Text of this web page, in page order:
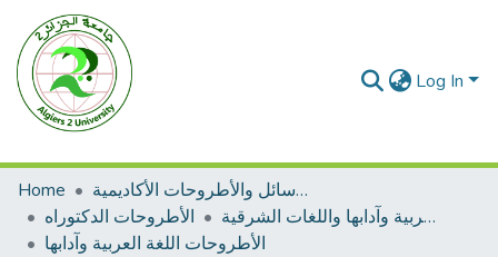
Log In
Home
الرسائل والأطروحات الأكاديمية
الأطروحات الدكتوراه
الأطروحات اللغة العربية وآدابها واللغات الشرقية
الأطروحات اللغة العربية وآدابها